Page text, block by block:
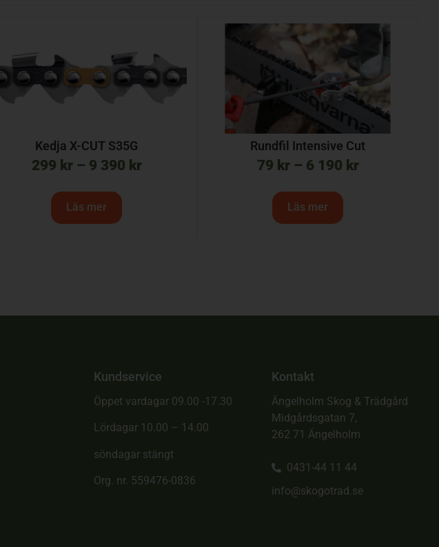
Kedja X-CUT S35G
299 kr – 9 390 kr
Läs mer
Rundfil Intensive Cut
79 kr – 6 190 kr
Läs mer
Kundservice
Öppet vardagar 09.00 -17.30
Lördagar 10.00 – 14.00
söndagar stängt
Org. nr. 559476-0836
Kontakt
Ängelholm Skog & Trädgård
Midgårdsgatan 7,
262 71 Ängelholm
0431-44 11 44
info@skogotrad.se